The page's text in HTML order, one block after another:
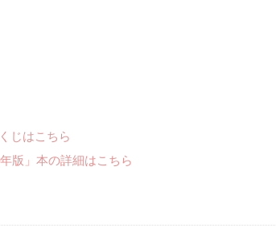
じはこちら
版」本の詳細はこちら